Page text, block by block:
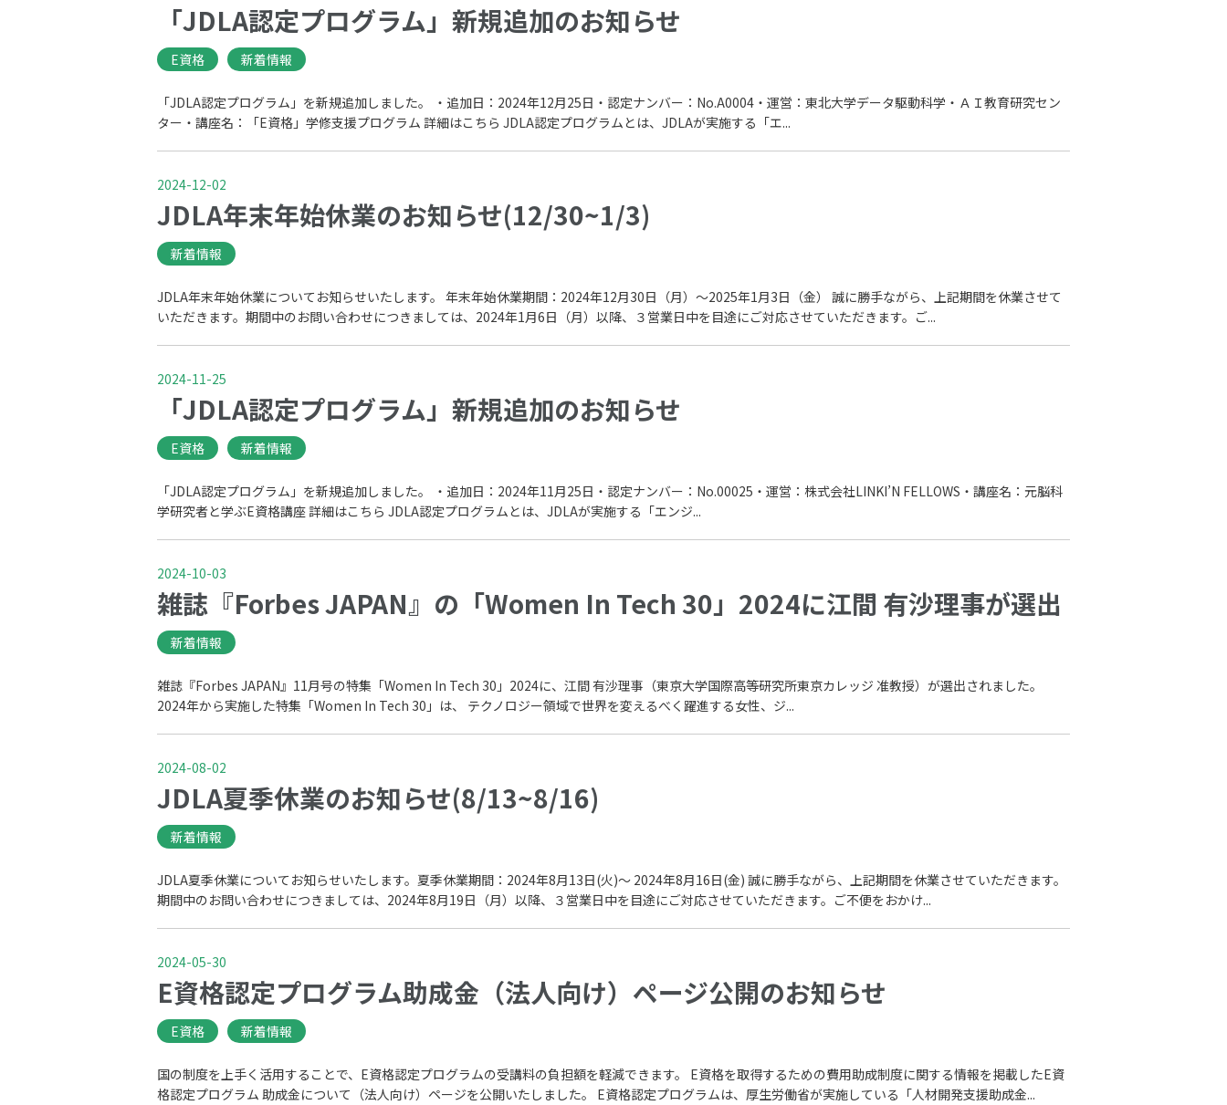
「JDLA認定プログラム」新規追加のお知らせ
E資格 新着情報
「JDLA認定プログラム」を新規追加しました。 ・追加日：2024年12月25日・認定ナンバー：No.A0004・運営：東北大学データ駆動科学・ＡＩ教育研究セン
ター・講座名：「E資格」学修支援プログラム 詳細はこちら JDLA認定プログラムとは、JDLAが実施する「エ...
2024-12-02
JDLA年末年始休業のお知らせ(12/30~1/3)
新着情報
JDLA年末年始休業についてお知らせいたします。 年末年始休業期間：2024年12月30日（月）～2025年1月3日（金） 誠に勝手ながら、上記期間を休業させて
いただきます。期間中のお問い合わせにつきましては、2024年1月6日（月）以降、３営業日中を目途にご対応させていただきます。ご...
2024-11-25
「JDLA認定プログラム」新規追加のお知らせ
E資格 新着情報
「JDLA認定プログラム」を新規追加しました。 ・追加日：2024年11月25日・認定ナンバー：No.00025・運営：株式会社LINKI’N FELLOWS・講座名：元脳科
学研究者と学ぶE資格講座 詳細はこちら JDLA認定プログラムとは、JDLAが実施する「エンジ...
2024-10-03
雑誌『Forbes JAPAN』の「Women In Tech 30」2024に江間 有沙理事が選出
新着情報
雑誌『Forbes JAPAN』11月号の特集「Women In Tech 30」2024に、江間 有沙理事（東京大学国際高等研究所東京カレッジ 准教授）が選出されました。
2024年から実施した特集「Women In Tech 30」は、 テクノロジー領域で世界を変えるべく躍進する女性、ジ...
2024-08-02
JDLA夏季休業のお知らせ(8/13~8/16)
新着情報
JDLA夏季休業についてお知らせいたします。夏季休業期間：2024年8月13日(火)～ 2024年8月16日(金) 誠に勝手ながら、上記期間を休業させていただきます。
期間中のお問い合わせにつきましては、2024年8月19日（月）以降、３営業日中を目途にご対応させていただきます。ご不便をおかけ...
2024-05-30
E資格認定プログラム助成金（法人向け）ページ公開のお知らせ
E資格 新着情報
国の制度を上手く活用することで、E資格認定プログラムの受講料の負担額を軽減できます。 E資格を取得するための費用助成制度に関する情報を掲載したE資
格認定プログラム 助成金について（法人向け）ページを公開いたしました。 E資格認定プログラムは、厚生労働省が実施している「人材開発支援助成金...